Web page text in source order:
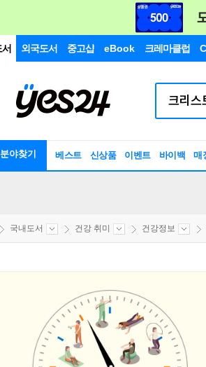
외국도서 중고샵 eBook 크레마클럽
야찾기 베스트 신상품 이벤트 바이백 매
국내도서 건강 취미 건강정보